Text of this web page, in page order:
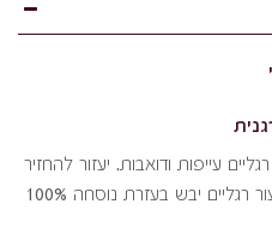
עייפות ודואבות. יעזור להחזיר
את החיות והמרץ לכל הגוף ולהזין עור רגליים יבש בעזרת נוסחה 100%